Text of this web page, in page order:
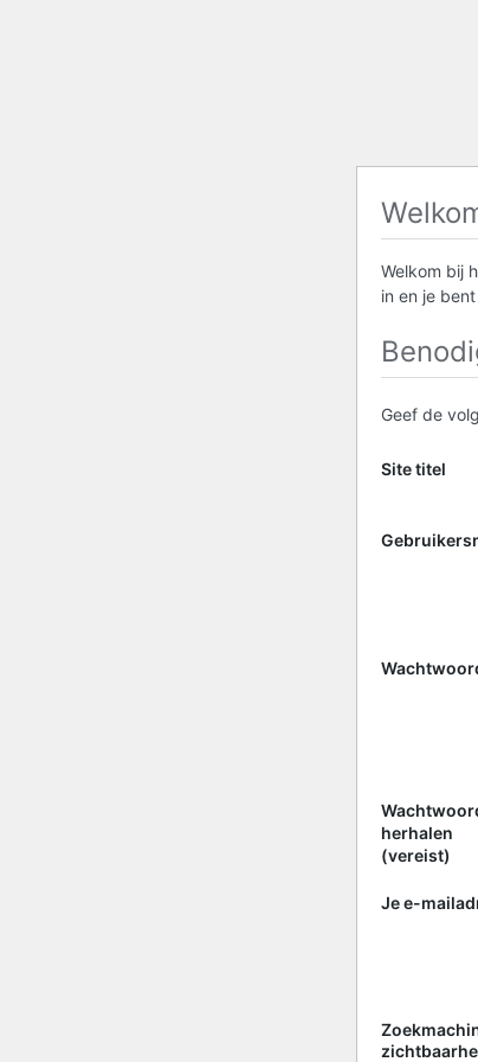
Welkom bij
in en je
Geef de
Site titel
herhalen
(vereist)
Je e-